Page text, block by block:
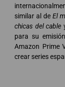
similar al de El
chicas del cable
para su
Amazon Prime
crear series